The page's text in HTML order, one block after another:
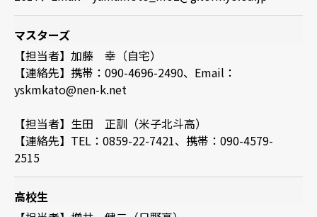
マスターズ
【担当者】加藤 幸（自宅）
【連絡先】携帯：090-4696-2490、Email：
yskmkato@nen-k.net
【担当者】生田 正訓（米子北斗高）
【連絡先】TEL：0859-22-7421、携帯：090-4579-
2515
高校生